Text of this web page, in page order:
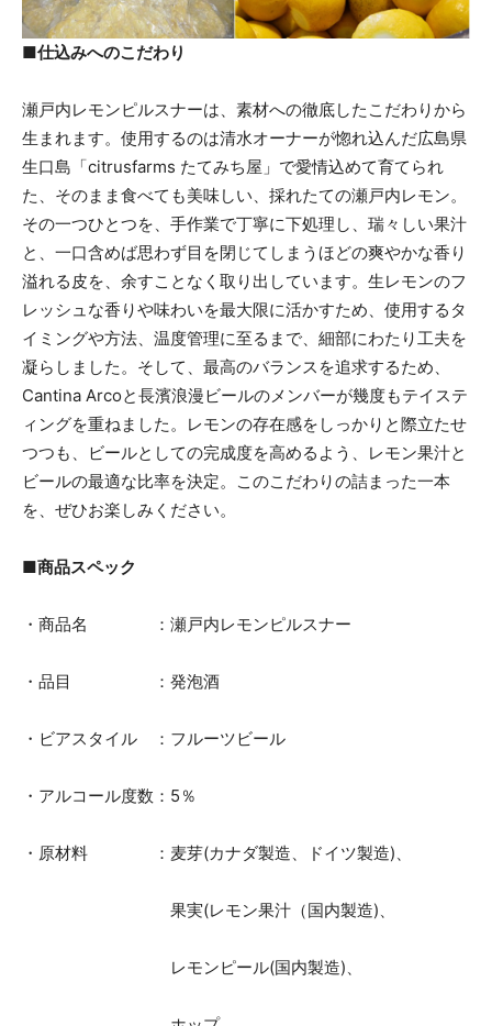
■仕込みへのこだわり
瀬戸内レモンピルスナーは、素材への徹底したこだわりから
生まれます。使用するのは清水オーナーが惚れ込んだ広島県
生口島「citrusfarms たてみち屋」で愛情込めて育てられ
た、そのまま食べても美味しい、採れたての瀬戸内レモン。
その一つひとつを、手作業で丁寧に下処理し、瑞々しい果汁
と、一口含めば思わず目を閉じてしまうほどの爽やかな香り
溢れる皮を、余すことなく取り出しています。生レモンのフ
レッシュな香りや味わいを最大限に活かすため、使用するタ
イミングや方法、温度管理に至るまで、細部にわたり工夫を
凝らしました。そして、最高のバランスを追求するため、
Cantina Arcoと長濱浪漫ビールのメンバーが幾度もテイステ
ィングを重ねました。レモンの存在感をしっかりと際立たせ
つつも、ビールとしての完成度を高めるよう、レモン果汁と
ビールの最適な比率を決定。このこだわりの詰まった一本
を、ぜひお楽しみください。
■商品スペック
・商品名 ：瀬戸内レモンピルスナー
・品目 ：発泡酒
・ビアスタイル ：フルーツビール
・アルコール度数：5％
・原材料 ：麦芽(カナダ製造、ドイツ製造)、
果実(レモン果汁（国内製造)、
レモンピール(国内製造)、